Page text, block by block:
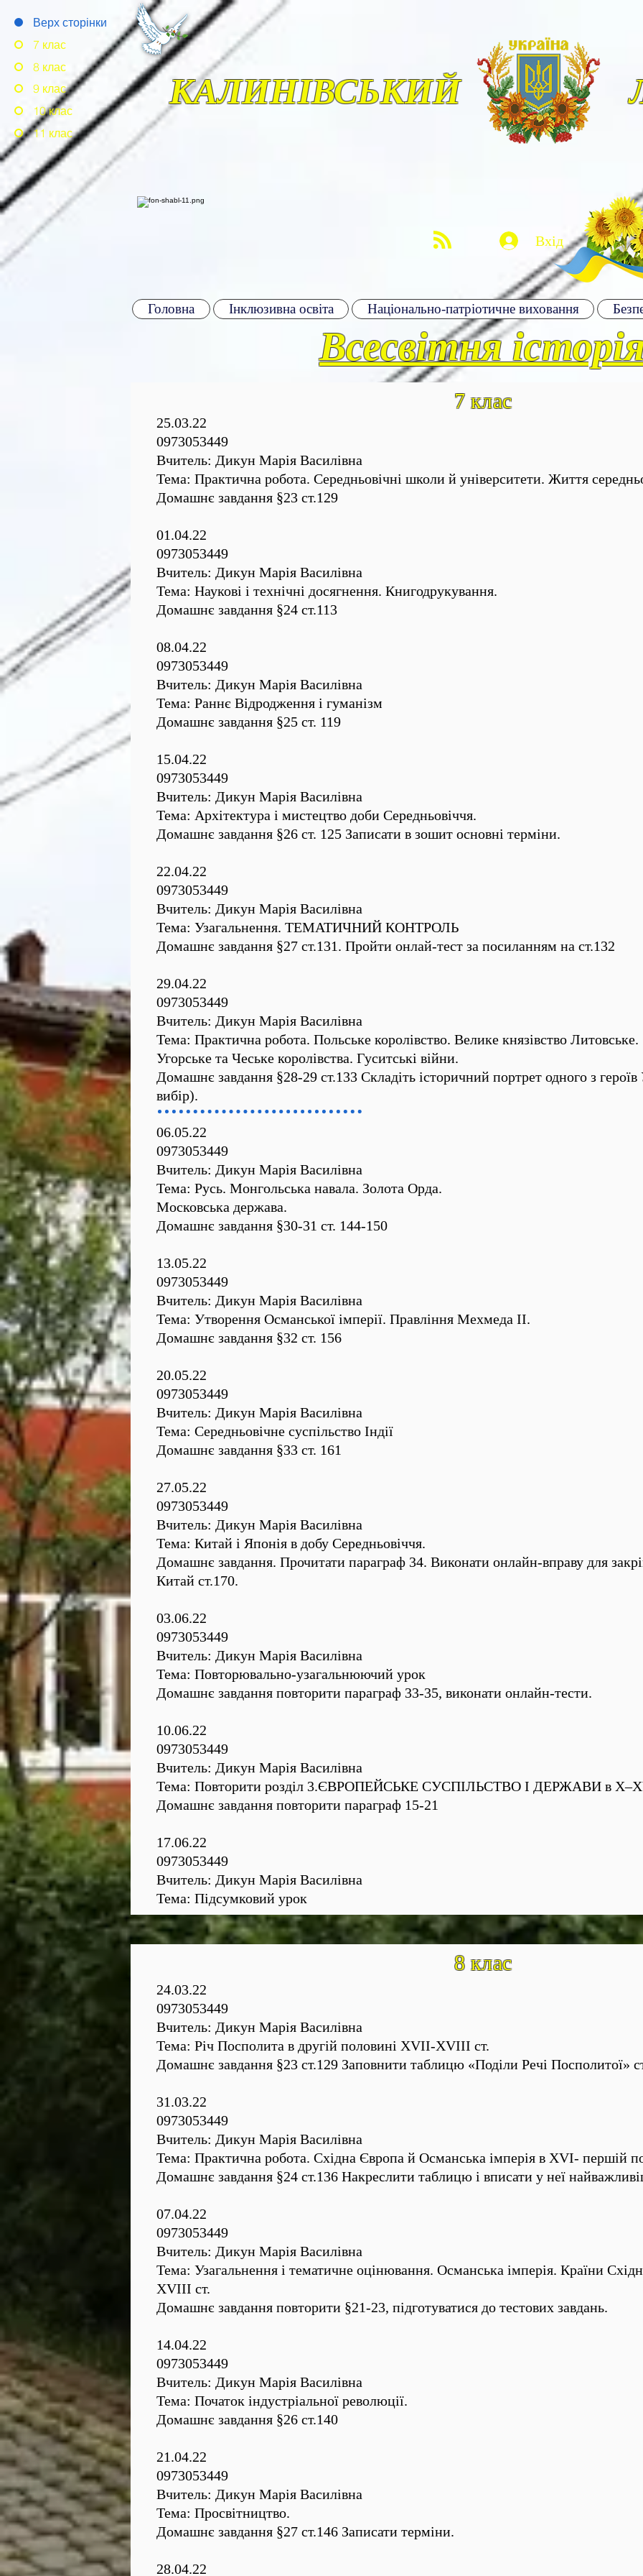
КАЛИНІВСЬКИЙ
Вхід
Верх сторінки
7 клас
8 клас
9 клас
10 клас
11 клас
Всесвітня
7 клас
25.03.22
0973053449
Вчитель: Дикун Марія Василівна
Тема: Практична робота. Середньовічні школи й університети. Життя
Домашнє завдання §23 cт.129
01.04.22
0973053449
Вчитель: Дикун Марія Василівна
Тема: Наукові і технічні досягнення. Книгодрукування.
Домашнє завдання §24 ст.113
08.04.22
0973053449
Вчитель: Дикун Марія Василівна
Тема: Раннє Відродження і гуманізм
Домашнє завдання §25 ст. 119
15.04.22
0973053449
Вчитель: Дикун Марія Василівна
Тема: Архітектура і мистецтво доби Середньовіччя.
Домашнє завдання §26 ст. 125 Записати в зошит основні терміни.
22.04.22
0973053449
Вчитель: Дикун Марія Василівна
Тема: Узагальнення. ТЕМАТИЧНИЙ КОНТРОЛЬ
Домашнє завдання §27 ст.131. Пройти онлай-тест за посиланням на ст.132
29.04.22
0973053449
Вчитель: Дикун Марія Василівна
Тема: Практична робота. Польське королівство. Велике князівство Литовське.
Угорське та Чеське королівства. Гуситські війни.
Домашнє завдання §28-29 ст.133 Складіть історичний портрет одного з
вибір).
06.05.22
0973053449
Вчитель: Дикун Марія Василівна
Тема: Русь. Монгольська навала. Золота Орда.
Московська держава.
Домашнє завдання §30-31 ст. 144-150
13.05.22
0973053449
Вчитель: Дикун Марія Василівна
Тема: Утворення Османської імперії. Правління Мехмеда ІІ.
Домашнє завдання §32 ст. 156
20.05.22
0973053449
Вчитель: Дикун Марія Василівна
Тема: Середньовічне суспільство Індії
Домашнє завдання §33 ст. 161
27.05.22
0973053449
Вчитель: Дикун Марія Василівна
Тема: Китай і Японія в добу Середньовіччя.
Домашнє завдання. Прочитати параграф 34. Виконати онлайн-вправу для
Китай ст.170.
03.06.22
0973053449
Вчитель: Дикун Марія Василівна
Тема: Повторювально-узагальнюючий урок
Домашнє завдання повторити параграф 33-35, виконати онлайн-тести.
10.06.22
0973053449
Вчитель: Дикун Марія Василівна
Тема: Повторити розділ 3.ЄВРОПЕЙСЬКЕ СУСПІЛЬСТВО І ДЕРЖАВИ в
Домашнє завдання повторити параграф 15-21
17.06.22
0973053449
Вчитель: Дикун Марія Василівна
Тема: Підсумковий урок
8 клас
24.03.22
0973053449
Вчитель: Дикун Марія Василівна
Тема: Річ Посполита в другій половині XVII-XVIII ст.
Домашнє завдання §23 cт.129 Заповнити таблицю «Поділи Речі Посполитої»
31.03.22
0973053449
Вчитель: Дикун Марія Василівна
Тема: Практична робота. Східна Європа й Османська імперія в XVI- першій
Домашнє завдання §24 ст.136 Накреслити таблицю і вписати у неї
07.04.22
0973053449
Вчитель: Дикун Марія Василівна
Тема: Узагальнення і тематичне оцінювання. Османська імперія. Країни
XVIII ст.
Домашнє завдання повторити §21-23, підготуватися до тестових завдань.
14.04.22
0973053449
Вчитель: Дикун Марія Василівна
Тема: Початок індустріальної революції.
Домашнє завдання §26 ст.140
21.04.22
0973053449
Вчитель: Дикун Марія Василівна
Тема: Просвітництво.
Домашнє завдання §27 ст.146 Записати терміни.
28.04.22
Головна Інклюзивна освіта Національно-патріотичне виховання